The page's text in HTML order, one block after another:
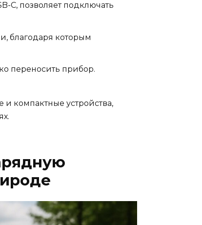
C, позволяет подключать
благодаря которым
переносить прибор.
компактные устройства,